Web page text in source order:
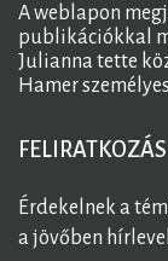
A weblapon
publikációkkal
Julianna tette
Hamer
FELIRATKOZÁS
Érdekelnek a
a jövőben